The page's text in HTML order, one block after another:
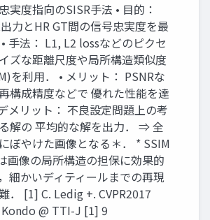
実度指向のSISR手法 • 目的：
力とHR GT間の信号忠実度を最
手法： L1, L2 lossなどのピクセ
ズな距離尺度や局所構造類似度
を利用． • メリット： PSNRな
構成精度などで 優れた性能を達
メリット： 不良設定問題上の考
解の 平均的な解を出力． ⇒ 全
ぼやけた画像となる＊． * SSIM
画像の局所構造の担保に効果的
細かいディティールまでの再現
． [1] C. Ledig +. CVPR2017
@ TTI-J [1] 9